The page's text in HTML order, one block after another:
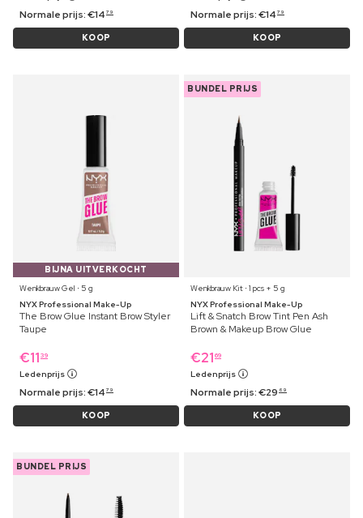
Normale prijs:€14 79
KOOP
Normale prijs:€14 79
KOOP
BIJNA UITVERKOCHT
Wenkbrauw Gel ⋅ 5 g
NYX Professional Make-Up
The Brow Glue Instant Brow Styler
Taupe
€11 39
Ledenprijs
Normale prijs:€14 79
KOOP
BUNDEL PRIJS
Wenkbrauw Kit ⋅ 1 pcs + 5 g
NYX Professional Make-Up
Lift & Snatch Brow Tint Pen Ash
Brown & Makeup Brow Glue
€21 69
Ledenprijs
Normale prijs:€29 69
KOOP
BUNDEL PRIJS